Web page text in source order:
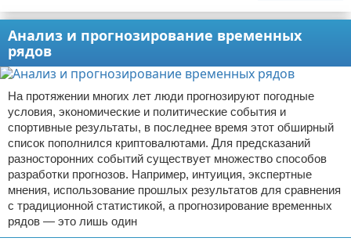
Анализ и прогнозирование временных
рядов
На протяжении многих лет люди прогнозируют погодные
условия, экономические и политические события и
спортивные результаты, в последнее время этот обширный
список пополнился криптовалютами. Для предсказаний
разносторонних событий существует множество способов
разработки прогнозов. Например, интуиция, экспертные
мнения, использование прошлых результатов для сравнения
с традиционной статистикой, а прогнозирование временных
рядов — это лишь один